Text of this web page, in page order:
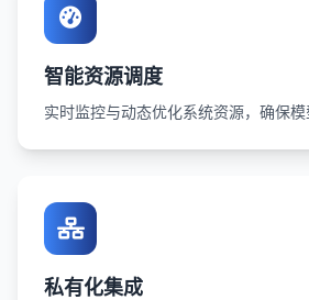
智能资源调度
实时监控与动态优化系统资源，确保
私有化集成